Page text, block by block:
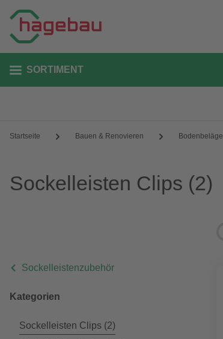
SORTIMENT
Startseite Bauen & Renovieren Bodenbeläge
Sockelleisten Clips (2)
Sockelleistenzubehör
Kategorien
Sockelleisten Clips (2)